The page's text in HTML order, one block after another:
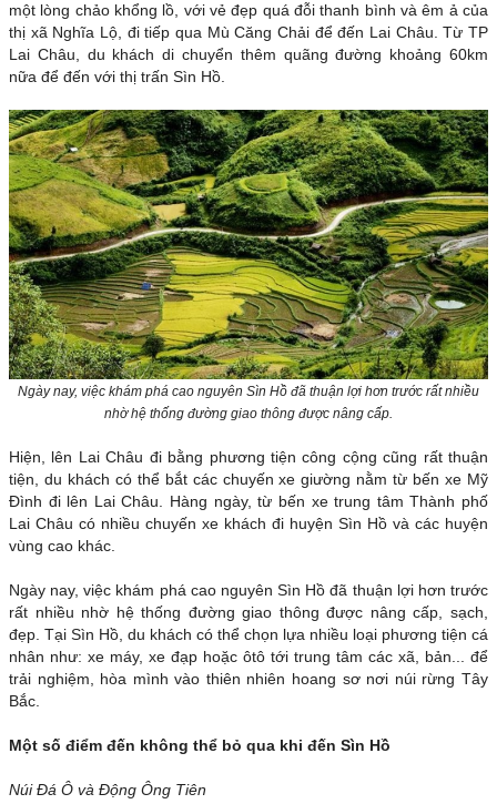
một lòng chảo khổng lồ, với vẻ đẹp quá đỗi thanh bình và êm ả của
thị xã Nghĩa Lộ, đi tiếp qua Mù Căng Chải để đến Lai Châu. Từ TP
Lai Châu, du khách di chuyển thêm quãng đường khoảng 60km
nữa để đến với thị trấn Sìn Hồ.
Ngày nay, việc khám phá cao nguyên Sìn Hồ đã thuận lợi hơn trước rất nhiều
nhờ hệ thống đường giao thông được nâng cấp.
Hiện, lên Lai Châu đi bằng phương tiện công cộng cũng rất thuận
tiện, du khách có thể bắt các chuyến xe giường nằm từ bến xe Mỹ
Đình đi lên Lai Châu. Hàng ngày, từ bến xe trung tâm Thành phố
Lai Châu có nhiều chuyến xe khách đi huyện Sìn Hồ và các huyện
vùng cao khác.
Ngày nay, việc khám phá cao nguyên Sìn Hồ đã thuận lợi hơn trước
rất nhiều nhờ hệ thống đường giao thông được nâng cấp, sạch,
đẹp. Tại Sìn Hồ, du khách có thể chọn lựa nhiều loại phương tiện cá
nhân như: xe máy, xe đạp hoặc ôtô tới trung tâm các xã, bản... để
trải nghiệm, hòa mình vào thiên nhiên hoang sơ nơi núi rừng Tây
Bắc.
Một số điểm đến không thể bỏ qua khi đến Sìn Hồ
Núi Đá Ô và Động Ông Tiên